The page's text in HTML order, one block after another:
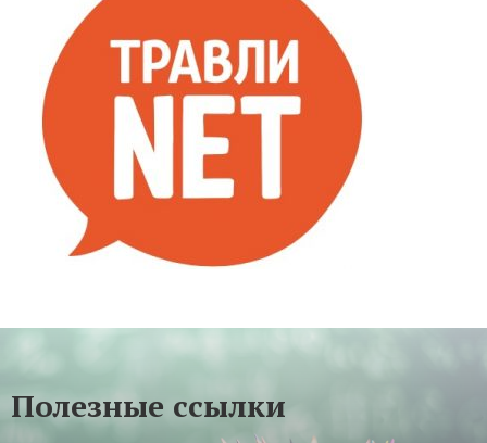
Полезные ссылки